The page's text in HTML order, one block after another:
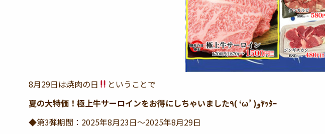
8月29日は焼肉の日
ということで
夏の大特価！極上牛サーロインをお得にしちゃいました٩( ‘ω’ )وﾔｯﾀｰ
◆第3弾期間：2025年8月23日〜2025年8月29日